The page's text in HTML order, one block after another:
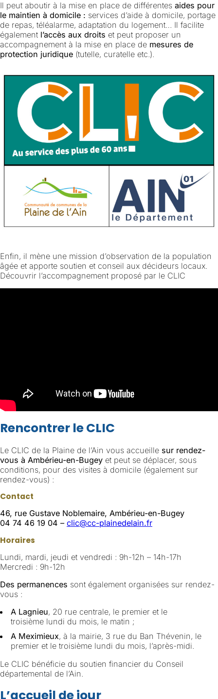
Il peut aboutir à la mise en place de différentes aides pour
le maintien à domicile : services d’aide à domicile, portage
de repas, téléalarme, adaptation du logement… Il facilite
également l’accès aux droits et peut proposer un
accompagnement à la mise en place de mesures de
protection juridique (tutelle, curatelle etc.).
Enfin, il mène une mission d’observation de la population
âgée et apporte soutien et conseil aux décideurs locaux.
Découvrir l’accompagnement proposé par le CLIC
Rencontrer le CLIC
Le CLIC de la Plaine de l’Ain vous accueille sur rendez-
vous à Ambérieu-en-Bugey et peut se déplacer, sous
conditions, pour des visites à domicile (également sur
rendez-vous) :
Contact
46, rue Gustave Noblemaire, Ambérieu-en-Bugey
04 74 46 19 04 – clic@cc-plainedelain.fr
Horaires
Lundi, mardi, jeudi et vendredi : 9h-12h – 14h-17h
Mercredi : 9h-12h
Des permanences sont également organisées sur rendez-
vous :
A Lagnieu, 20 rue centrale, le premier et le
troisième lundi du mois, le matin ;
A Meximieux, à la mairie, 3 rue du Ban Thévenin, le
premier et le troisième lundi du mois, l’après-midi.
Le CLIC bénéficie du soutien financier du Conseil
départemental de l’Ain.
L’accueil de jour